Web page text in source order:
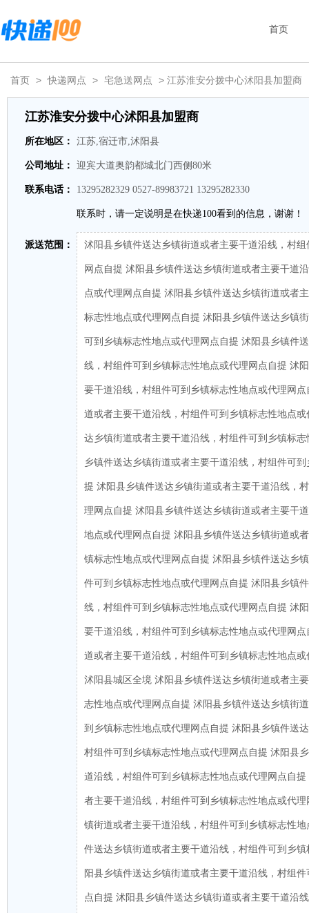
首页
首页 > 快递网点 > 宅急送网点 > 江苏淮安分拨中心沭阳县加盟商
江苏淮安分拨中心沭阳县加盟商
所在地区： 江苏,宿迁市,沭阳县
公司地址： 迎宾大道奥韵都城北门西侧80米
联系电话： 13295282329 0527-89983721 13295282330
联系时，请一定说明是在快递100看到的信息，谢谢！
派送范围： 沭阳县乡镇件送达乡镇街道或者主要干道沿线，村
网点自提 沭阳县乡镇件送达乡镇街道或者主要干道
点或代理网点自提 沭阳县乡镇件送达乡镇街道或者
标志性地点或代理网点自提 沭阳县乡镇件送达乡镇
可到乡镇标志性地点或代理网点自提 沭阳县乡镇件
线，村组件可到乡镇标志性地点或代理网点自提 沭
要干道沿线，村组件可到乡镇标志性地点或代理网
道或者主要干道沿线，村组件可到乡镇标志性地点
达乡镇街道或者主要干道沿线，村组件可到乡镇标
乡镇件送达乡镇街道或者主要干道沿线，村组件可
提 沭阳县乡镇件送达乡镇街道或者主要干道沿线，
理网点自提 沭阳县乡镇件送达乡镇街道或者主要干
地点或代理网点自提 沭阳县乡镇件送达乡镇街道或
镇标志性地点或代理网点自提 沭阳县乡镇件送达乡
件可到乡镇标志性地点或代理网点自提 沭阳县乡镇
线，村组件可到乡镇标志性地点或代理网点自提 沭
要干道沿线，村组件可到乡镇标志性地点或代理网
道或者主要干道沿线，村组件可到乡镇标志性地点
沭阳县城区全境 沭阳县乡镇件送达乡镇街道或者主
志性地点或代理网点自提 沭阳县乡镇件送达乡镇街
到乡镇标志性地点或代理网点自提 沭阳县乡镇件送
村组件可到乡镇标志性地点或代理网点自提 沭阳县
道沿线，村组件可到乡镇标志性地点或代理网点自
者主要干道沿线，村组件可到乡镇标志性地点或代
镇街道或者主要干道沿线，村组件可到乡镇标志性
件送达乡镇街道或者主要干道沿线，村组件可到乡
阳县乡镇件送达乡镇街道或者主要干道沿线，村组
点自提 沭阳县乡镇件送达乡镇街道或者主要干道沿